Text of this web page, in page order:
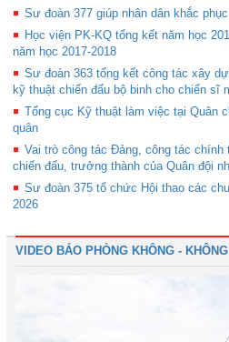
Sư đoàn 377 giúp nhân dân khắc
Học viện PK-KQ tổng kết năm học
năm học 2017-2018
Sư đoàn 363 tổng kết công tác xây
kỹ thuật chiến đấu bộ binh cho chiến sĩ
Tổng cục Kỹ thuật làm việc tại Quân
quân
Vai trò công tác Đảng, công tác chính
chiến đấu, trưởng thành của Quân đội
Sư đoàn 375 tổ chức Hội thao các
2026
VIDEO BÁO PHÒNG KHÔNG -